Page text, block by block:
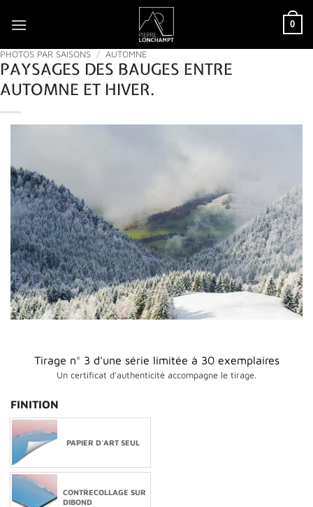
0
PHOTOS PAR SAISONS / AUTOMNE
PAYSAGES DES BAUGES ENTRE
AUTOMNE ET HIVER.
Tirage n° 3 d'une série limitée à 30 exemplaires
Un certificat d'authenticité accompagne le tirage.
FINITION
PAPIER D'ART SEUL
CONTRECOLLAGE SUR
DIBOND